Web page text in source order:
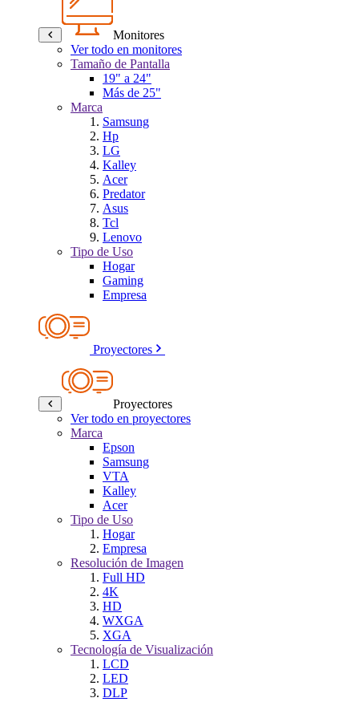
Monitores
Ver todo en monitores
Tamaño de Pantalla
19" a 24"
Más de 25"
Marca
Samsung
Hp
LG
Kalley
Acer
Predator
Asus
Tcl
Lenovo
Tipo de Uso
Hogar
Gaming
Empresa
Proyectores
Proyectores
Ver todo en proyectores
Marca
Epson
Samsung
VTA
Kalley
Acer
Tipo de Uso
Hogar
Empresa
Resolución de Imagen
Full HD
4K
HD
WXGA
XGA
Tecnología de Visualización
LCD
LED
DLP